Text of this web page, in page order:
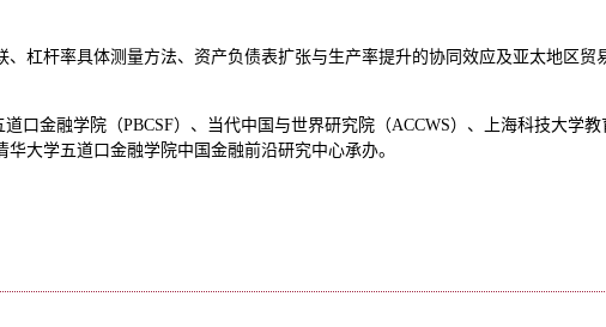
杠杆率具体测量方法、资产负债表扩张与生产率提升的协同效应及亚太地区贸
口金融学院（PBCSF）、当代中国与世界研究院（ACCWS）、上海科技大学教
大学五道口金融学院中国金融前沿研究中心承办。